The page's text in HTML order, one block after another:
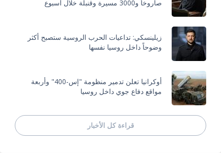
صاروخاً و3000 مسيرة وقنبلة خلال أسبوع
زيلينسكي: تداعيات الحرب الروسية ستصبح أكثر
وضوحاً داخل روسيا نفسها
أوكرانيا تعلن تدمير منظومة "إس-400" وأربعة
مواقع دفاع جوي داخل روسيا
قراءة كل الأخبار